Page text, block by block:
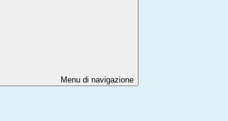
Menu di navigazione